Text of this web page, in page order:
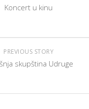
Koncert u kinu
PREVIOUS STORY
skupština Udruge